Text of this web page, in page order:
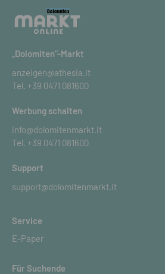
„Dolomiten“-Markt
anzeigen@athesia.it
Tel. +39 0471 081600
Werbung schalten
info@dolomitenmarkt.it
Tel. +39 0471 081600
Support
support@dolomitenmarkt.it
Service
E-Paper
Für Suchende